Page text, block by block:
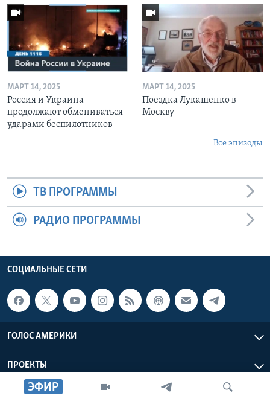
ЭФИР
МАРТ 14, 2025
Россия и Украина
продолжают обмениваться
ударами беспилотников
МАРТ 14, 2025
Поездка Лукашенко в
Москву
Все эпизоды
ТВ ПРОГРАММЫ
РАДИО ПРОГРАММЫ
СОЦИАЛЬНЫЕ СЕТИ
ГОЛОС АМЕРИКИ
ПРОЕКТЫ